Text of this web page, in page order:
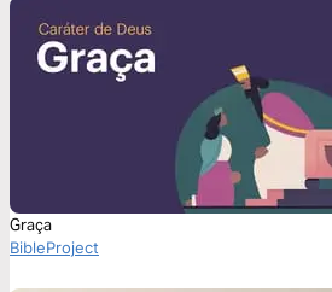
Graça
BibleProject